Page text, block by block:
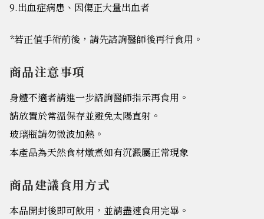
9.出血症病患、因傷正大量出血者
*若正值手術前後，請先諮詢醫師後再行食用。
商品注意事項
身體不適者請進一步諮詢醫師指示再食用。
請放置於常溫保存並避免太陽直射。
玻璃瓶請勿微波加熱。
本產品為天然食材燉煮如有沉澱屬正常現象
商品建議食用方式
本品開封後即可飲用，並請盡速食用完畢。